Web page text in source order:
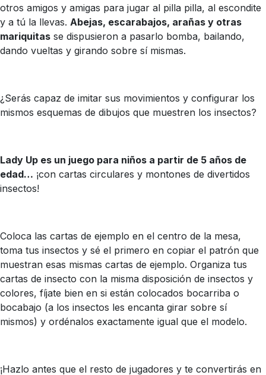
otros amigos y amigas para jugar al pilla pilla, al escondite
y a tú la llevas. Abejas, escarabajos, arañas y otras
mariquitas se dispusieron a pasarlo bomba, bailando,
dando vueltas y girando sobre sí mismas.
¿Serás capaz de imitar sus movimientos y configurar los
mismos esquemas de dibujos que muestren los insectos?
Lady Up es un juego para niños a partir de 5 años de
edad… ¡con cartas circulares y montones de divertidos
insectos!
Coloca las cartas de ejemplo en el centro de la mesa,
toma tus insectos y sé el primero en copiar el patrón que
muestran esas mismas cartas de ejemplo. Organiza tus
cartas de insecto con la misma disposición de insectos y
colores, fíjate bien en si están colocados bocarriba o
bocabajo (a los insectos les encanta girar sobre sí
mismos) y ordénalos exactamente igual que el modelo.
¡Hazlo antes que el resto de jugadores y te convertirás en